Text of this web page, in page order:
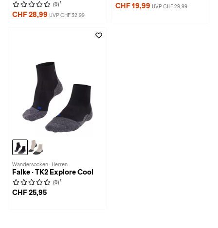
(0) 1
CHF 28,99 UVP CHF 32,99
CHF 19,99 UVP CHF 29,99
Wandersocken · Herren
Falke · TK2 Explore Cool
(0) 1
CHF 25,95